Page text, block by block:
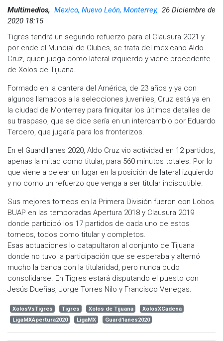
Multimedios, Mexico, Nuevo León, Monterrey, 26 Diciembre de
2020 18:15
Tigres tendrá un segundo refuerzo para el Clausura 2021 y
por ende el Mundial de Clubes, se trata del mexicano Aldo
Cruz, quien juega como lateral izquierdo y viene procedente
de Xolos de Tijuana.
Formado en la cantera del América, de 23 años y ya con
algunos llamados a la selecciones juveniles, Cruz está ya en
la ciudad de Monterrey para finiquitar los últimos detalles de
su traspaso, que se dice sería en un intercambio por Eduardo
Tercero, que jugaría para los fronterizos.
En el Guard1anes 2020, Aldo Cruz vio actividad en 12 partidos,
apenas la mitad como titular, para 560 minutos totales. Por lo
que viene a pelear un lugar en la posición de lateral izquierdo
y no como un refuerzo que venga a ser titular indiscutible.
Sus mejores torneos en la Primera División fueron con Lobos
BUAP en las temporadas Apertura 2018 y Clausura 2019
donde participó los 17 partidos de cada uno de estos
torneos, todos como titular y completos.
Esas actuaciones lo catapultaron al conjunto de Tijuana
donde no tuvo la participación que se esperaba y alternó
mucho la banca con la titularidad, pero nunca pudo
consolidarse. En Tigres estará disputando el puesto con
Jesús Dueñas, Jorge Torres Nilo y Francisco Venegas.
XolosVsTigres Tigres Xolos de Tijuana
XolosXCadena
LigaMXApertura2020
LigaMX Guard1anes2020